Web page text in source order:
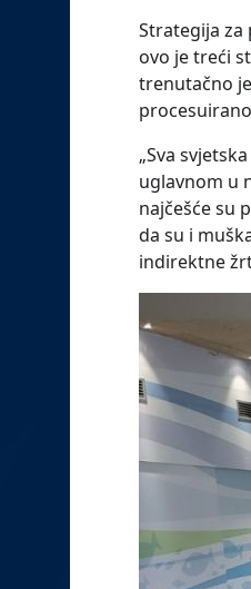
Strategija za
ovo je treći
trenutačno
„Sva
uglavnom u
najčešće su
da su i
indirektne